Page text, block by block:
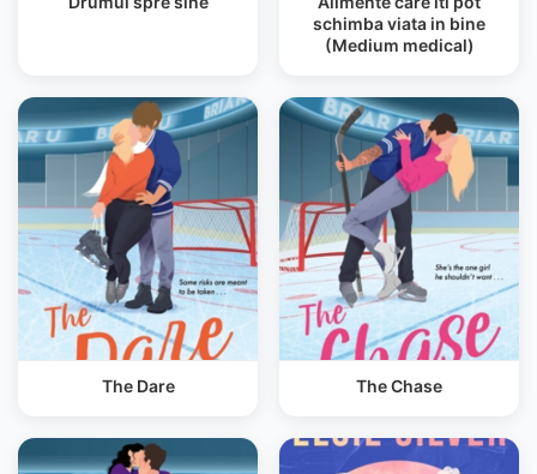
schimba viata in bine
(Medium medical)
The Dare The Chase